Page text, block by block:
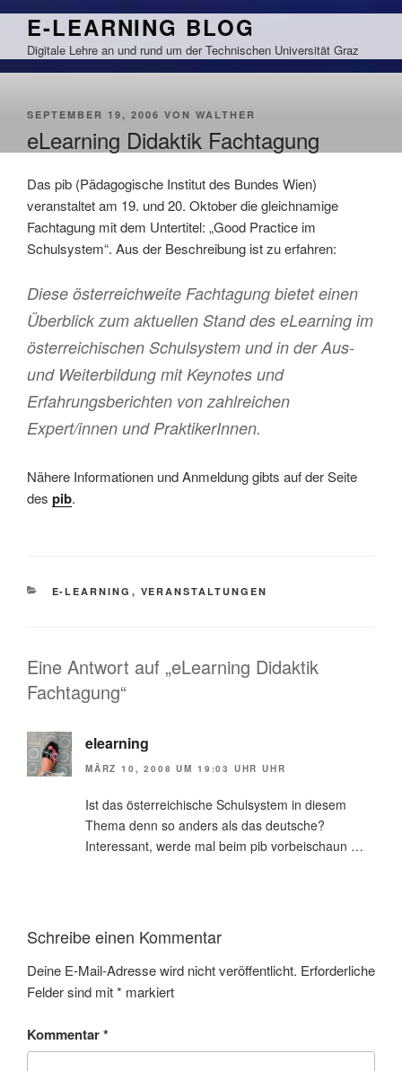
Zum
springen
E-LEARNING BLOG
Digitale Lehre an und rund um der Technischen Universität Graz
VERÖFFENTLICHT
SEPTEMBER 19, 2006 VON WALTHER
eLearning Didaktik Fachtagung
Das pib (Pädagogische Institut des Bundes Wien)
veranstaltet am 19. und 20. Oktober die gleichnamige
Fachtagung mit dem Untertitel: „Good Practice im
Schulsystem“. Aus der Beschreibung ist zu erfahren:
Diese österreichweite Fachtagung bietet einen
Überblick zum aktuellen Stand des eLearning im
österreichischen Schulsystem und in der Aus-
und Weiterbildung mit Keynotes und
Erfahrungsberichten von zahlreichen
Expert/innen und PraktikerInnen.
Nähere Informationen und Anmeldung gibts auf der Seite
des pib.
KATEGORIEN
E-LEARNING , VERANSTALTUNGEN
Eine Antwort auf „eLearning Didaktik
Fachtagung“
elearning
MÄRZ 10, 2008 UM 19:03 UHR UHR
Ist das österreichische Schulsystem in diesem
Thema denn so anders als das deutsche?
Interessant, werde mal beim pib vorbeischaun …
Schreibe einen Kommentar
Deine E-Mail-Adresse wird nicht veröffentlicht. Erforderliche
Felder sind mit* markiert
Kommentar*